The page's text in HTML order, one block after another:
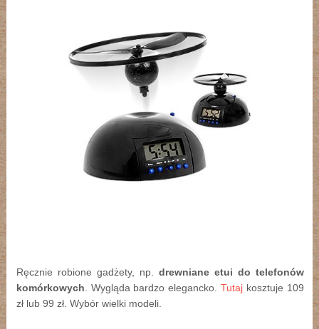
Ręcznie robione gadżety, np. drewniane etui do telefonów
komórkowych . Wygląda bardzo elegancko.Tutaj kosztuje 109
zł lub 99 zł. Wybór wielki modeli.